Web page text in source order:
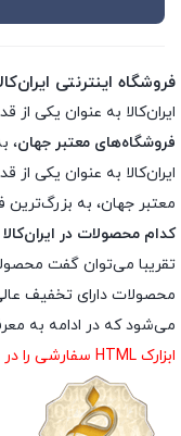
فروشگاه اینترنتی
ایران‌کالا به عنوان یکی از قدیمی‌ترین
فروشگاه‌های معتبر جهان،
معتبر جهان، به بزرگ‌ترین
کدام محصولات در
تقریبا می‌توان گفت
محصولات دارای تخفیف
می‌شود که در ادامه به
ابزارک HTML سفارشی را در نوار پابرگ قرار دهید و کدهای نماد را در تنظیمات ابزارک درج نمایید.